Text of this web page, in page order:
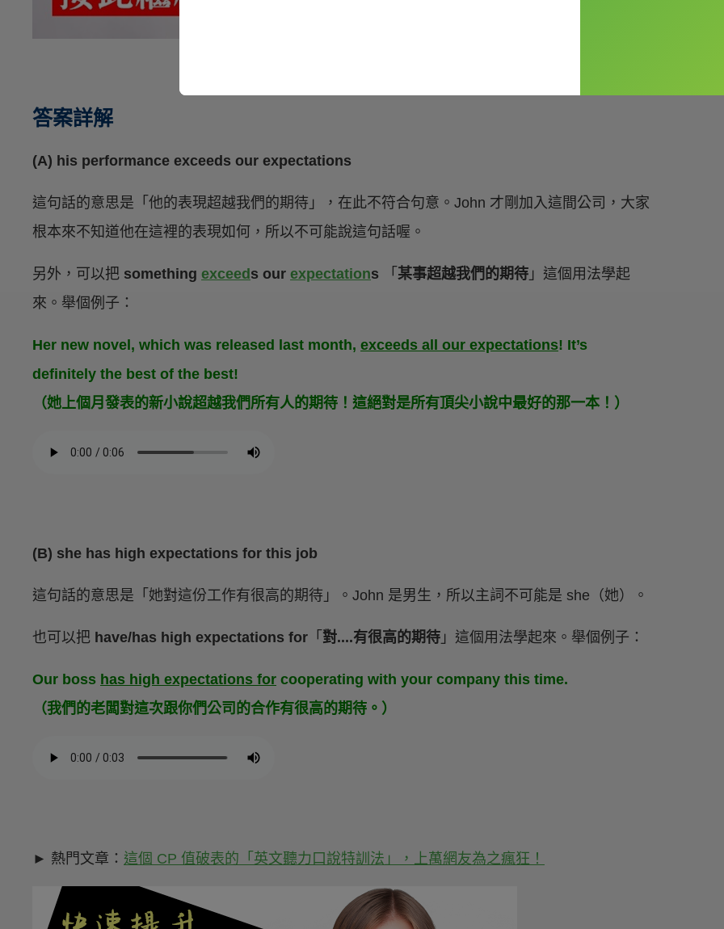
答案詳解
(A) his performance exceeds our expectations
這句話的意思是「他的表現超越我們的期待」，在此不符合句意。John 才剛加入這間公司，大家
根本來不知道他在這裡的表現如何，所以不可能說這句話喔。
另外，可以把 something exceed s our expectations 「 某事超越我們的期待 」這個用法學起
來。舉個例子：
Her new novel, which was released last month, exceeds all our expectations! It’s
definitely the best of the best!
（她上個月發表的新小說超越我們所有人的期待！這絕對是所有頂尖小說中最好的那一本！）
(B) she has high expectations for this job
這句話的意思是「她對這份工作有很高的期待」。John 是男生，所以主詞不可能是 she（她）。
也可以把 have/has high expectations for 「 對....有很高的期待 」這個用法學起來。舉個例子：
Our boss has high expectations for cooperating with your company this time.
（我們的老闆對這次跟你們公司的合作有很高的期待。）
► 熱門文章： 這個 CP 值破表的「英文聽力口說特訓法」，上萬網友為之瘋狂！